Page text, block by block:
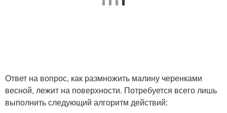
Ответ на вопрос, как размножить малину черенками
весной, лежит на поверхности. Потребуется всего лишь
выполнить следующий алгоритм действий: